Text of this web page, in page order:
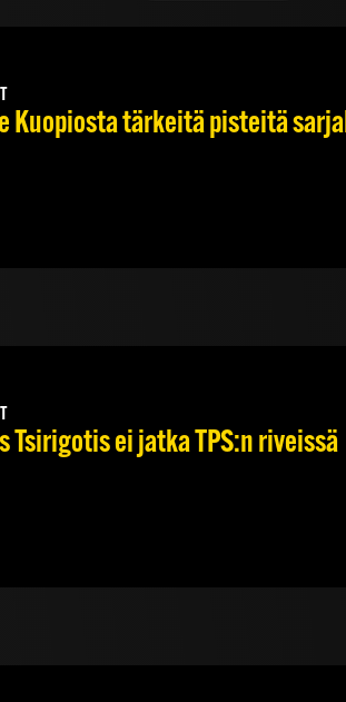
Kuopiosta tärkeitä pisteitä
Tsirigotis ei jatka TPS:n riveissä